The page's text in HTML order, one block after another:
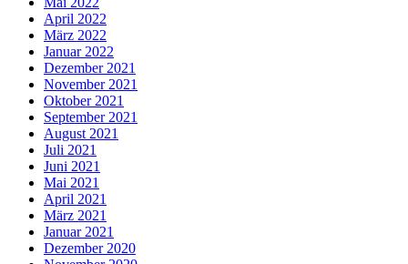
April 2022
März 2022
Januar 2022
Dezember 2021
November 2021
Oktober 2021
September 2021
August 2021
Juli 2021
Juni 2021
Mai 2021
April 2021
März 2021
Januar 2021
Dezember 2020